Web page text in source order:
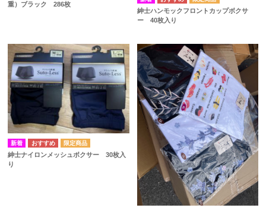
重）ブラック 286枚
紳士ハンモックフロントカップボクサ
ー 40枚入り
紳士ナイロンメッシュボクサー 30枚入
り